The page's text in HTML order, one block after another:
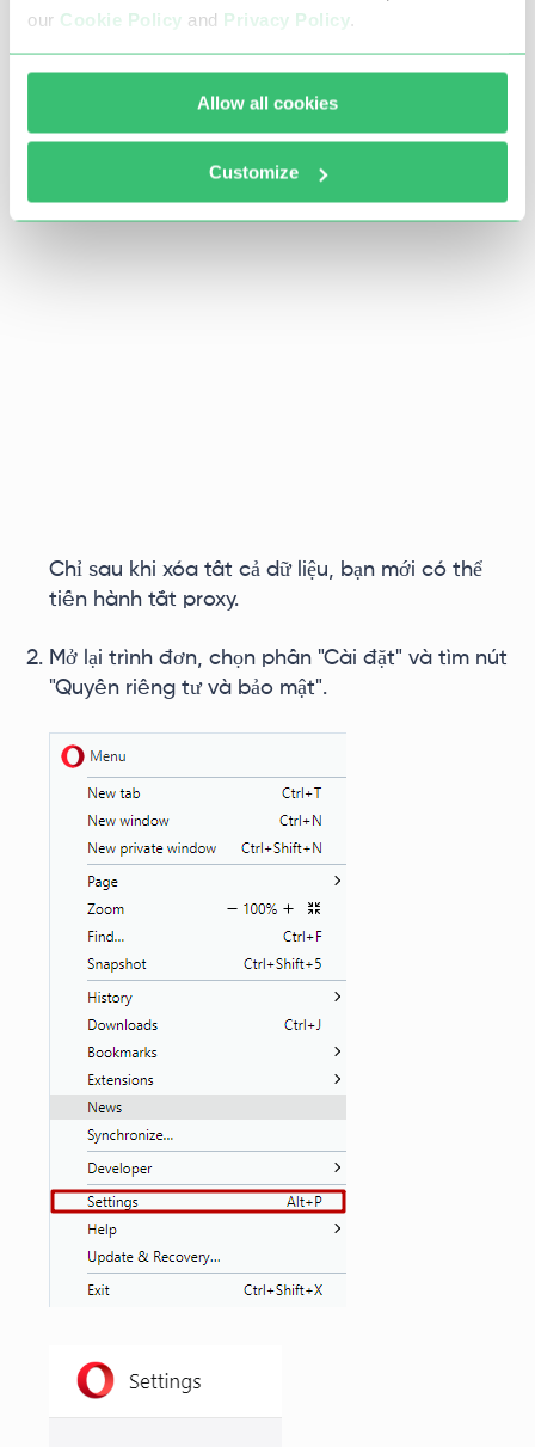
our Cookie Policy and Privacy Policy.
Allow all cookies
Customize
Chỉ sau khi xóa tất cả dữ liệu, bạn mới có thể
tiến hành tắt proxy.
Mở lại trình đơn, chọn phần "Cài đặt" và tìm nút
"Quyền riêng tư và bảo mật".